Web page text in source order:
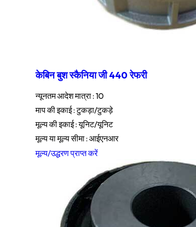
केबिन बुश स्कैनिया जी 440 रेफरी
न्यूनतम आदेश मात्रा : 10
माप की इकाई : टुकड़ा/टुकड़े
मूल्य की इकाई : यूनिट/यूनिट
मूल्य या मूल्य सीमा : आईएनआर
मूल्य/उद्धरण प्राप्त करें